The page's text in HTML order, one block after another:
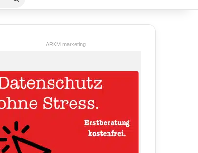
ARKM.marketing